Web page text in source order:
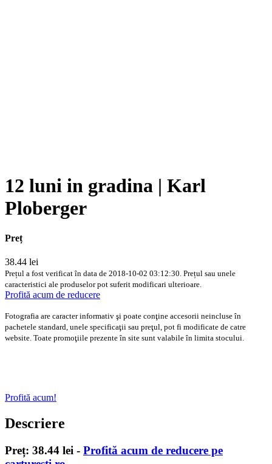
12 luni in gradina | Karl
Ploberger
Preț
38.44 lei
Prețul a fost verificat în data de 2018-10-02 03:12:30. Prețul sau unele
caracteristici ale produselor pot suferit modificari ulterioare.
Profită acum de reducere
Fotografia are caracter informativ şi poate conţine accesorii neincluse în
pachetele standard, unele specificaţii sau preţul, pot fi modificate de catre
website. Toate promoţiile prezente în site sunt valabile în limita stocului.
Profită acum!
Descriere
Preț: 38.44 lei - Profită acum de reducere pe